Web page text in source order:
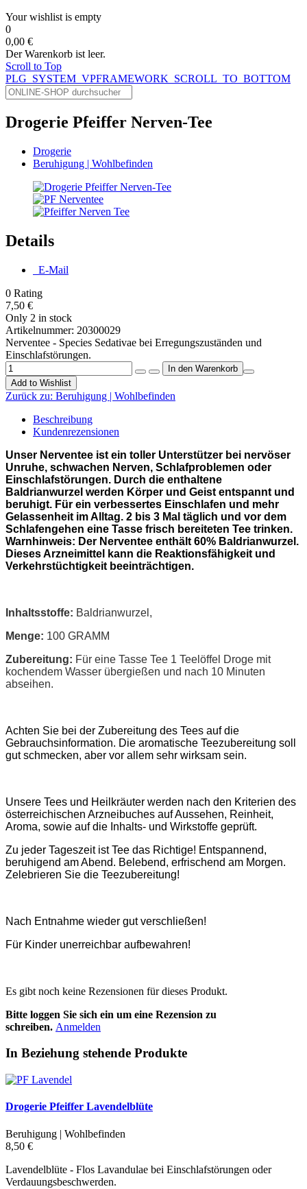
Your wishlist is empty
0
0,00 €
Der Warenkorb ist leer.
Scroll to Top
PLG_SYSTEM_VPFRAMEWORK_SCROLL_TO_BOTTOM
Drogerie Pfeiffer Nerven-Tee
Drogerie
Beruhigung | Wohlbefinden
Details
E-Mail
0 Rating
7,50 €
Only 2 in stock
Artikelnummer: 20300029
Nerventee - Species Sedativae bei Erregungszuständen und
Einschlafstörungen.
Add to Wishlist
Zurück zu: Beruhigung | Wohlbefinden
Beschreibung
Kundenrezensionen
Unser Nerventee ist ein toller Unterstützer bei nervöser
Unruhe, schwachen Nerven, Schlafproblemen oder
Einschlafstörungen. Durch die enthaltene
Baldrianwurzel werden Körper und Geist entspannt und
beruhigt. Für ein verbessertes Einschlafen und mehr
Gelassenheit im Alltag. 2 bis 3 Mal täglich und vor dem
Schlafengehen eine Tasse frisch bereiteten Tee trinken.
Warnhinweis: Der Nerventee enthält 60% Baldrianwurzel.
Dieses Arzneimittel kann die Reaktionsfähigkeit und
Verkehrstüchtigkeit beeinträchtigen.
Inhaltsstoffe: Baldrianwurzel,
Menge: 100 GRAMM
Zubereitung: Für eine Tasse Tee 1 Teelöffel Droge mit
kochendem Wasser übergießen und nach 10 Minuten
abseihen.
Achten Sie bei der Zubereitung des Tees auf die
Gebrauchsinformation. Die aromatische Teezubereitung soll
gut schmecken, aber vor allem sehr wirksam sein.
Unsere Tees und Heilkräuter werden nach den Kriterien des
österreichischen Arzneibuches auf Aussehen, Reinheit,
Aroma, sowie auf die Inhalts- und Wirkstoffe geprüft.
Zu jeder Tageszeit ist Tee das Richtige! Entspannend,
beruhigend am Abend. Belebend, erfrischend am Morgen.
Zelebrieren Sie die Teezubereitung!
Nach Entnahme wieder gut verschließen!
Für Kinder unerreichbar aufbewahren!
Es gibt noch keine Rezensionen für dieses Produkt.
Bitte loggen Sie sich ein um eine Rezension zu
schreiben. Anmelden
In Beziehung stehende Produkte
Drogerie Pfeiffer Lavendelblüte
Beruhigung | Wohlbefinden
8,50 €
Lavendelblüte - Flos Lavandulae bei Einschlafstörungen oder
Verdauungsbeschwerden.